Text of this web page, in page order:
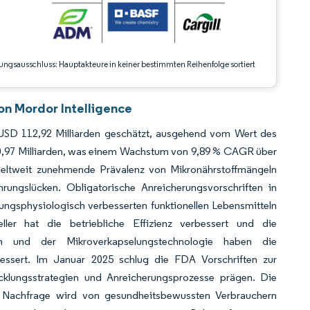
Hauptakteure in keiner bestimmten Reihenfolge sortiert
Mordor Intelligence
112,92 Milliarden geschätzt, ausgehend vom Wert des
Milliarden, was einem Wachstum von 9,89 % CAGR über
zunehmende Prävalenz von Mikronährstoffmängeln
Obligatorische Anreicherungsvorschriften in
verbesserten funktionellen Lebensmitteln
hat die betriebliche Effizienz verbessert und die
und der Mikroverkapselungstechnologie haben die
Im Januar 2025 schlug die FDA Vorschriften zur
und Anreicherungsprozesse prägen. Die
wird von gesundheitsbewussten Verbrauchern